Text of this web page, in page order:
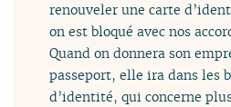
renouveler une carte
on est bloqué avec nos
Quand on donnera son
passeport, elle ira dans les
d’identité, qui concerne